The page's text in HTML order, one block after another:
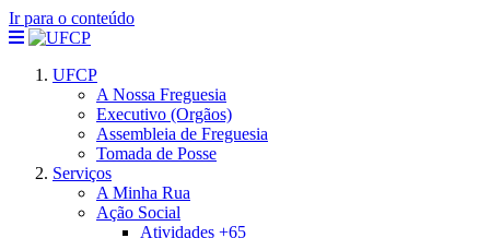
Ir para o conteúdo
UFCP
A Nossa Freguesia
Executivo (Orgãos)
Assembleia de Freguesia
Tomada de Posse
Serviços
A Minha Rua
Ação Social
Atividades +65